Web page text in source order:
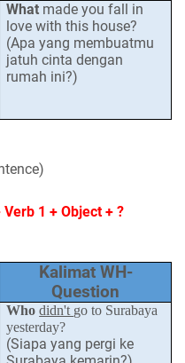
What made you fall in
love with this house?
(Apa yang membuatmu
jatuh cinta dengan
rumah ini?)
1 + Object + ?
Kalimat WH-
Question
Who didn't go to Surabaya
yesterday?
(Siapa yang pergi ke